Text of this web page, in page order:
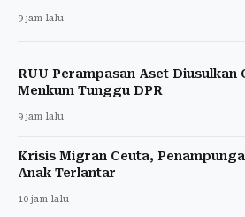
9 jam lalu
RUU Perampasan Aset Diusulkan
Menkum Tunggu DPR
9 jam lalu
Krisis Migran Ceuta,
Anak Terlantar
10 jam lalu